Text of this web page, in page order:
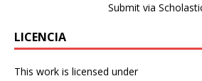
Submit via
LICENCIA
This work is licensed under